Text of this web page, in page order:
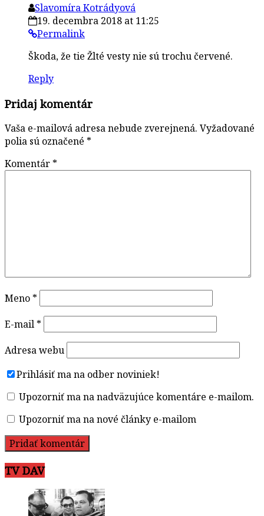
Slavomíra Kotrádyová
19. decembra 2018 at 11:25
Permalink
Škoda, že tie Žlté vesty nie sú trochu červené.
Reply
Pridaj komentár
Vaša e-mailová adresa nebude zverejnená. Vyžadované
polia sú označené *
Komentár *
Meno *
E-mail *
Adresa webu
Prihlásiť ma na odber noviniek!
Upozorniť ma na nadväzujúce komentáre e-mailom.
Upozorniť ma na nové články e-mailom
TV DAV